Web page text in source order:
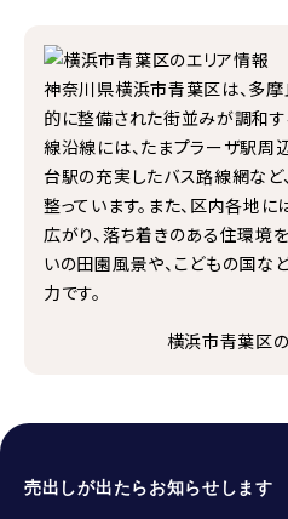
神奈川県横浜市青葉区は、多
的に整備された街並みが調和す
線沿線には、たまプラーザ駅周
台駅の充実したバス路線網な
整っています。また、区内各地
広がり、落ち着きのある住環境
いの田園風景や、こどもの国な
力です。
横浜市青葉区
売出しが出たらお知らせします